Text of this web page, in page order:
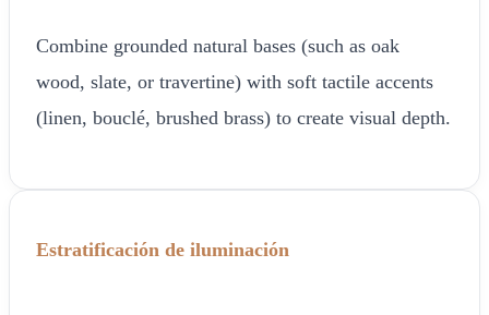
Combine grounded natural bases (such as oak
wood, slate, or travertine) with soft tactile accents
(linen, bouclé, brushed brass) to create visual depth.
Estratificación de iluminación